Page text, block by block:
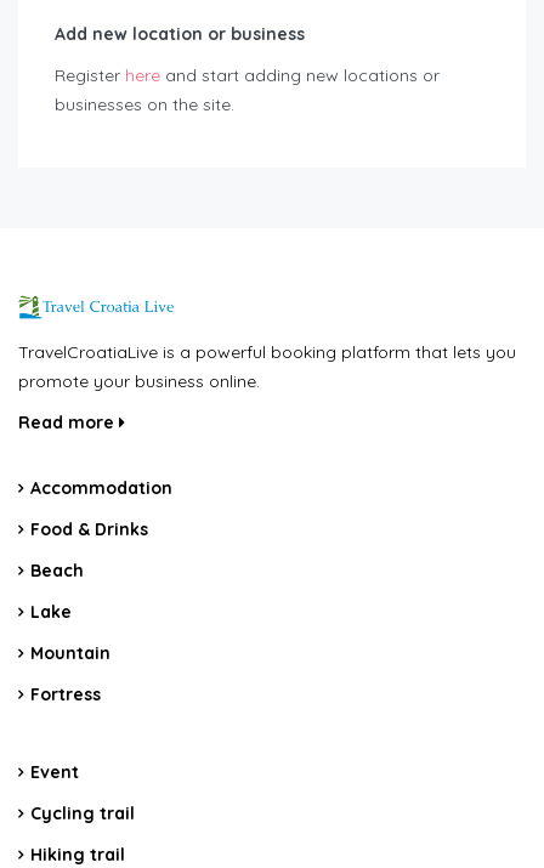
Add new location or business
Register here and start adding new locations or
businesses on the site.
TravelCroatiaLive is a powerful booking platform that lets you
promote your business online.
Read more
Accommodation
Food & Drinks
Beach
Lake
Mountain
Fortress
Event
Cycling trail
Hiking trail